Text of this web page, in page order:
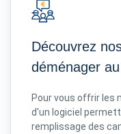
Découvrez
déménager
Pour vous offrir les
d'un logiciel
remplissage des